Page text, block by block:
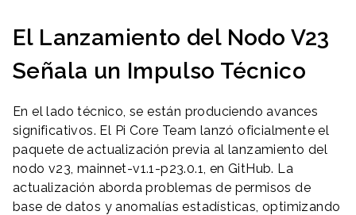
El Lanzamiento del Nodo V23
Señala un Impulso Técnico
En el lado técnico, se están produciendo avances
significativos. El Pi Core Team lanzó oficialmente el
paquete de actualización previa al lanzamiento del
nodo v23, mainnet-v1.1-p23.0.1, en GitHub. La
actualización aborda problemas de permisos de
base de datos y anomalías estadísticas, optimizando